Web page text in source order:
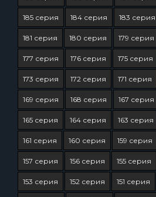
185 серия 184 серия 183 серия
181 серия 180 серия 179 серия
177 серия 176 серия 175 серия
173 серия 172 серия 171 серия
169 серия 168 серия 167 серия
165 серия 164 серия 163 серия
161 серия 160 серия 159 серия
157 серия 156 серия 155 серия
153 серия 152 серия 151 серия